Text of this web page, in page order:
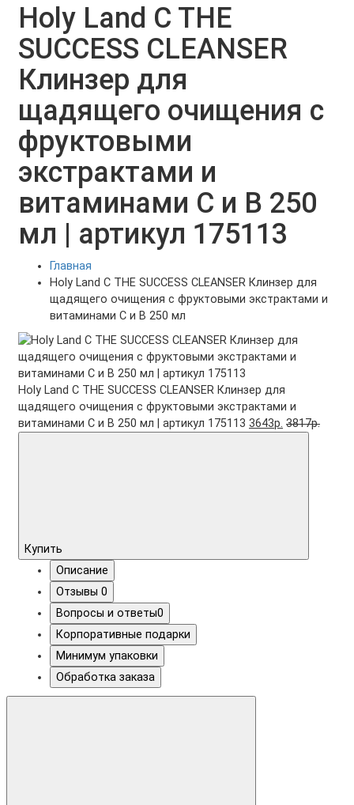
Holy Land C THE
SUCCESS CLEANSER
Клинзер для
щадящего очищения с
фруктовыми
экстрактами и
витаминами С и B 250
мл | артикул 175113
Главная
Holy Land C THE SUCCESS CLEANSER Клинзер для
щадящего очищения с фруктовыми экстрактами и
витаминами С и B 250 мл
Holy Land C THE SUCCESS CLEANSER Клинзер для
щадящего очищения с фруктовыми экстрактами и
витаминами С и B 250 мл | артикул 175113 3643р. 3817р.
Купить
Описание
Отзывы 0
Вопросы и ответы0
Корпоративные подарки
Минимум упаковки
Обработка заказа